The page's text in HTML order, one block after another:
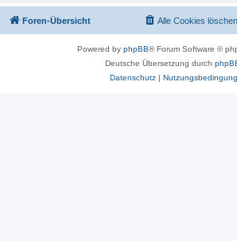
Foren-Übersicht Alle Cookies löschen
Powered by phpBB® Forum Software ©
Deutsche Übersetzung durch
Datenschutz|